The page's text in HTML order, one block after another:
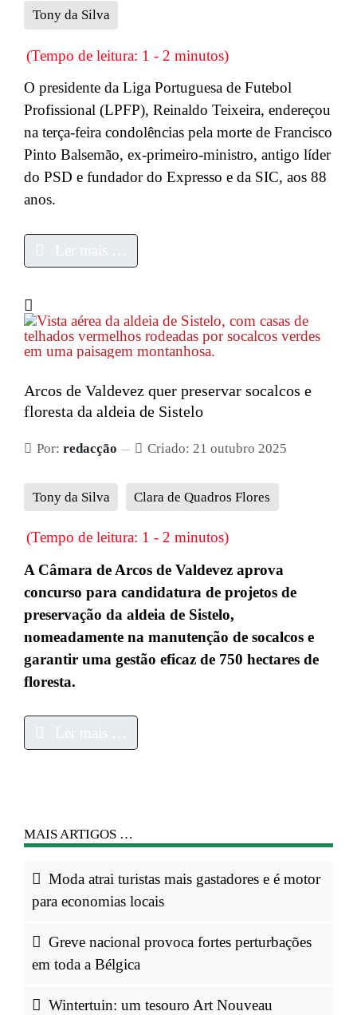
Tony da Silva
(Tempo de leitura: 1 - 2 minutos)
O presidente da Liga Portuguesa de Futebol
Profissional (LPFP), Reinaldo Teixeira, endereçou
na terça-feira condolências pela morte de Francisco
Pinto Balsemão, ex-primeiro-ministro, antigo líder
do PSD e fundador do Expresso e da SIC, aos 88
anos.
Arcos de Valdevez quer preservar socalcos e
floresta da aldeia de Sistelo
Por: redacção Criado: 21 outubro 2025
Tony da Silva Clara de Quadros Flores
(Tempo de leitura: 1 - 2 minutos)
A Câmara de Arcos de Valdevez aprova
concurso para candidatura de projetos de
preservação da aldeia de Sistelo,
nomeadamente na manutenção de socalcos e
garantir uma gestão eficaz de 750 hectares de
floresta.
MAIS ARTIGOS …
Moda atrai turistas mais gastadores e é motor
para economias locais
Greve nacional provoca fortes perturbações
em toda a Bélgica
Wintertuin: um tesouro Art Nouveau